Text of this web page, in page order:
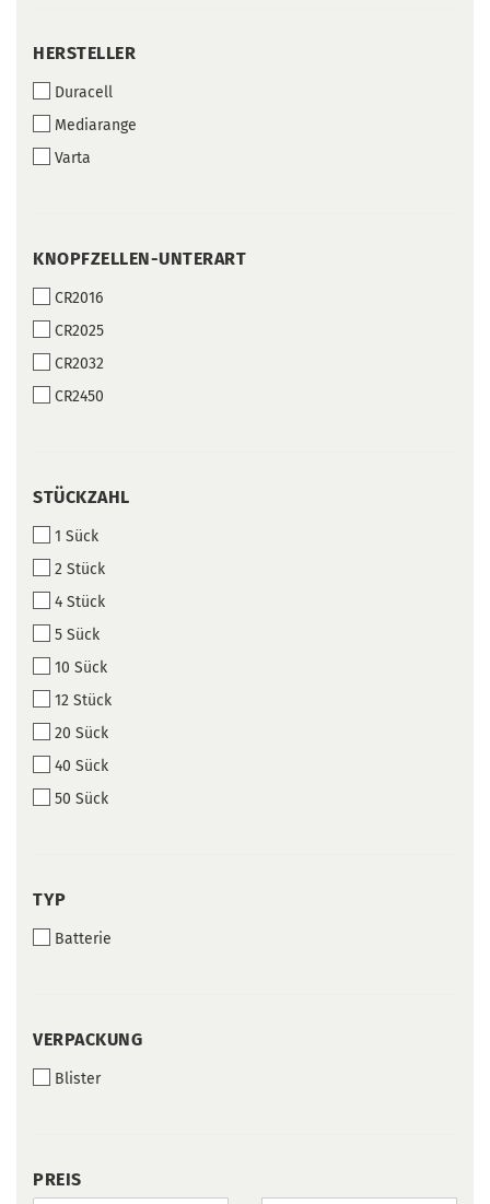
HERSTELLER
HERSTELLER
Duracell
Mediarange
Varta
KNOPFZELLEN-
KNOPFZELLEN-UNTERART
CR2016
CR2025
CR2032
CR2450
STÜCKZAHL
STÜCKZAHL
1 Sück
2 Stück
4 Stück
5 Sück
10 Sück
12 Stück
20 Sück
40 Sück
50 Sück
TYP
TYP
Batterie
VERPACKUNG
VERPACKUNG
Blister
PREIS
PREIS